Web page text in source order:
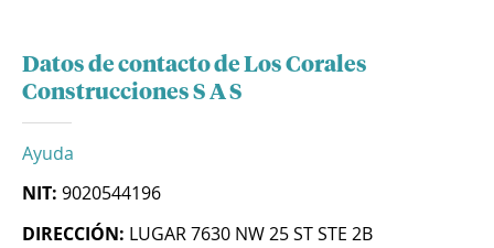
Datos de contacto de Los Corales
Construcciones S A S
Ayuda
NIT: 9020544196
DIRECCIÓN: LUGAR 7630 NW 25 ST STE 2B